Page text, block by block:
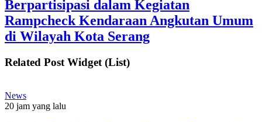
Berpartisipasi dalam Kegiatan
Rampcheck Kendaraan Angkutan Umum
di Wilayah Kota Serang
Related Post Widget (List)
News
20 jam yang lalu